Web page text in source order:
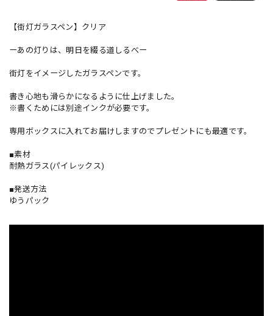
【街灯ガラスペン】クリア
ーあの灯りは、明日を綴る道しるべー
街灯をイメージしたガラスペンです。
書き心地も滑らかになるように仕上げました。
※書くためには別途インクが必要です。
専用ボックスに入れてお届けしますのでプレゼントにも最適です。
■素材
耐熱ガラス(パイレックス)
■発送方法
ゆうパック